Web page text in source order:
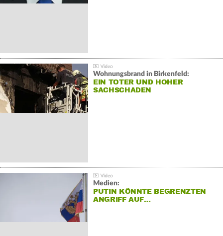
Wohnungsbrand in Birkenfeld:
EIN TOTER UND HOHER
SACHSCHADEN
Medien:
PUTIN KÖNNTE BEGRENZTEN
ANGRIFF AUF…